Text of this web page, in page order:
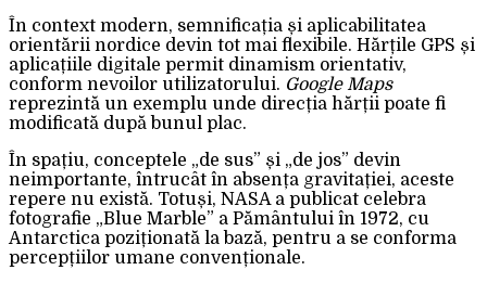
În context modern, semnificația și aplicabilitatea
orientării nordice devin tot mai flexibile. Hărțile GPS și
aplicațiile digitale permit dinamism orientativ,
conform nevoilor utilizatorului. Google Maps
reprezintă un exemplu unde direcția hărții poate fi
modificată după bunul plac.
În spațiu, conceptele „de sus” și „de jos” devin
neimportante, întrucât în absența gravitației, aceste
repere nu există. Totuși, NASA a publicat celebra
fotografie „Blue Marble” a Pământului în 1972, cu
Antarctica poziționată la bază, pentru a se conforma
percepțiilor umane convenționale.